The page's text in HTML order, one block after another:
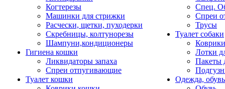
Когтерезы
Машинки для стрижки
Расчески, щетки, пуходерки
Скребницы, колтунорезы
Шампуни,кондиционеры
Гигиена кошки
Ликвидаторы запаха
Спреи отпугивающие
Туалет кошки
Спец.
Спреи
Трусы
Туалет собаки
Коврики
Лотки
Пакеты
Одежда, обувь